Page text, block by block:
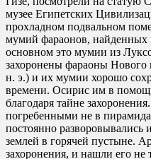
музее Египетских
прохладном подвальном
мумий фараонов, найденных
основном это мумии из
захоронены фараоны
н. э.) и их мумии хорошо
времени. Осирис им в
благодаря тайне
погребенными не в
постоянно разворовывались
землей в горячей пустыне.
захоронения, и нашли его не